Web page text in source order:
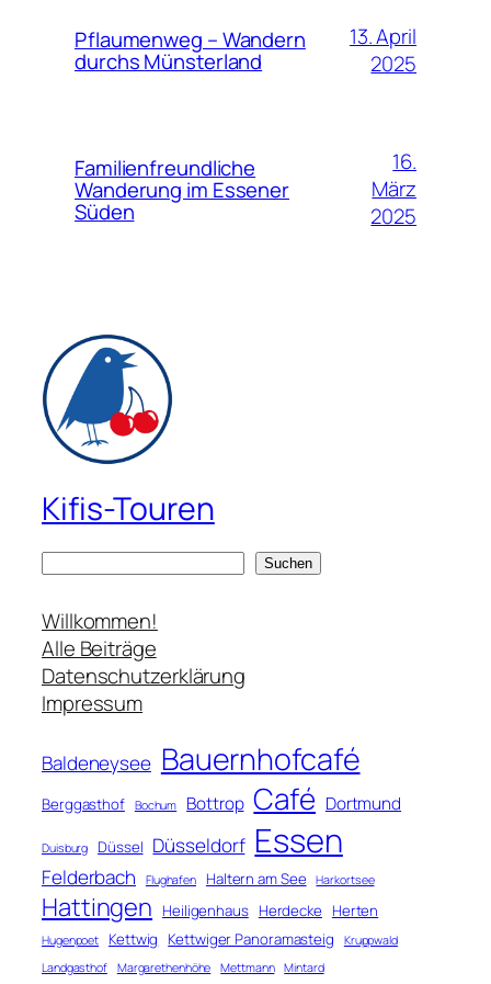
Pflaumenweg – Wandern
durchs Münsterland
13. April
2025
Familienfreundliche
Wanderung im Essener
Süden
16.
März
2025
Kifis-Touren
c
h
e
n
Suchen
Willkommen!
Alle Beiträge
Datenschutzerklärung
Impressum
Baldeneysee Bauernhofcafé
Berggasthof Bochum Bottrop Café Dortmund
Duisburg Düssel Düsseldorf Essen
Felderbach Flughafen Haltern am See Harkortsee
Hattingen Heiligenhaus Herdecke Herten
Hugenpoet Kettwig Kettwiger Panoramasteig
Kruppwald
Landgasthof
Margarethenhöhe Mettmann Mintard